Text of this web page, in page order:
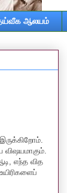
ஆலயம்
எந்த வித